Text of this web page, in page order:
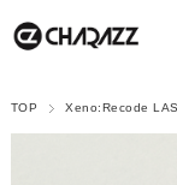
TOP Xeno:Recode